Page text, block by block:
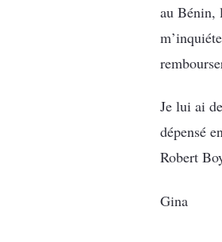
au Bénin,
Je lui ai
dépensé
Robert
Gina